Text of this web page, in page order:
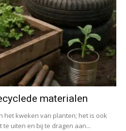
materialen
het kweken van planten; het is ook
uiten en bij te dragen aan...